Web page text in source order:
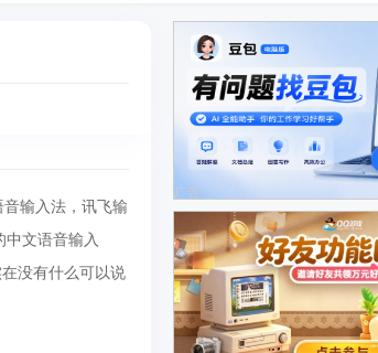
输入法，讯飞输
文语音输入
没有什么可以说
广告